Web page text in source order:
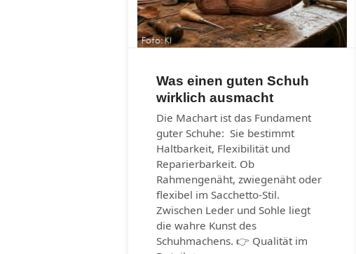
Was einen guten Schuh
wirklich ausmacht
Die Machart ist das Fundament
guter Schuhe: Sie bestimmt
Haltbarkeit, Flexibilität und
Reparierbarkeit. Ob
Rahmengenäht, zwiegenäht oder
flexibel im Sacchetto-Stil.
Zwischen Leder und Sohle liegt
die wahre Kunst des
Schuhmachens. 👉 Qualität im